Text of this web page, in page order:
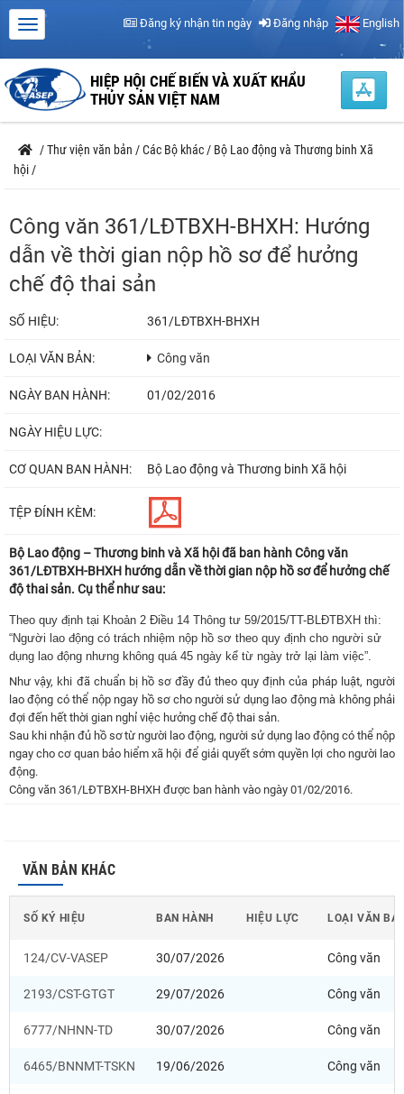
Đăng ký nhận tin ngày Đăng nhập English
HIỆP HỘI CHẾ BIẾN VÀ XUẤT KHẨU
THỦY SẢN VIỆT NAM
/Thư viện văn bản /Các Bộ khác / Bộ Lao động và Thương binh Xã
hội /
Công văn 361/LĐTBXH-BHXH: Hướng
dẫn về thời gian nộp hồ sơ để hưởng
chế độ thai sản
SỐ HIỆU: 361/LĐTBXH-BHXH
LOẠI VĂN BẢN: Công văn
NGÀY BAN HÀNH: 01/02/2016
NGÀY HIỆU LỰC:
CƠ QUAN BAN HÀNH: Bộ Lao động và Thương binh Xã hội
TỆP ĐÍNH KÈM:
Bộ Lao động – Thương binh và Xã hội đã ban hành Công văn
361/LĐTBXH-BHXH hướng dẫn về thời gian nộp hồ sơ để hưởng chế
độ thai sản. Cụ thể như sau:
Theo quy định tại Khoản 2 Điều 14 Thông tư 59/2015/TT-BLĐTBXH thì:
“Người lao động có trách nhiệm nộp hồ sơ theo quy định cho người sử
dụng lao động nhưng không quá 45 ngày kể từ ngày trở lại làm việc”.
Như vậy, khi đã chuẩn bị hồ sơ đầy đủ theo quy định của pháp luật, người
lao động có thể nộp ngay hồ sơ cho người sử dụng lao động mà không phải
đợi đến hết thời gian nghỉ việc hưởng chế độ thai sản.
Sau khi nhận đủ hồ sơ từ người lao động, người sử dụng lao động có thể nộp
ngay cho cơ quan bảo hiểm xã hội để giải quyết sớm quyền lợi cho người lao
động.
Công văn 361/LĐTBXH-BHXH được ban hành vào ngày 01/02/2016.
VĂN BẢN KHÁC
SỐ KÝ HIỆU BAN HÀNH HIỆU LỰC LOẠI VĂN
124/CV-VASEP 30/07/2026 Công văn
2193/CST-GTGT 29/07/2026 Công văn
6777/NHNN-TD 30/07/2026 Công văn
6465/BNNMT-TSKN 19/06/2026 Công văn